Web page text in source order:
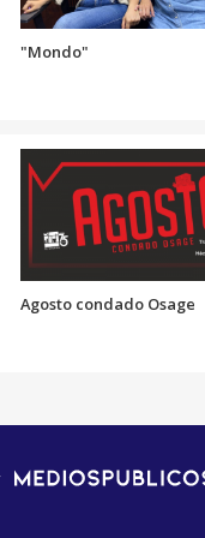
"Mondo"
Agosto condado Osage